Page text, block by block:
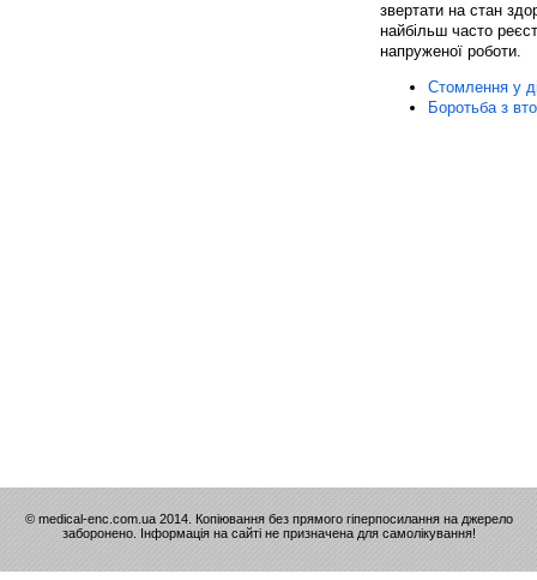
звертати на стан
найбільш часто
напруженої роботи.
Стомлення у
Боротьба з
© medical-enc.com.ua 2014. Копіювання без прямого гіперпосилання на джерело
заборонено. Інформація на сайті не призначена для самолікування!